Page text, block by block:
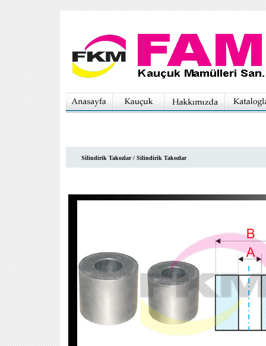
Silindirik Takozlar / Silindirik Takozlar